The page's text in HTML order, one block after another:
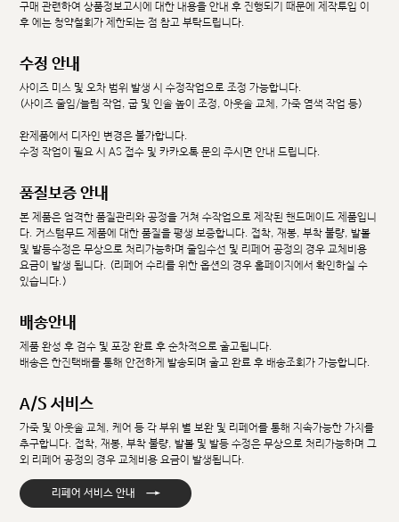
구매 관련하여 상품정보고시에 대한 내용을 안내 후 진행되기 때문에 제작투입 이
후 에는 청약철회가 제한되는 점 참고 부탁드립니다.
수정 안내
사이즈 미스 및 오차 범위 발생 시 수정작업으로 조정 가능합니다.
(사이즈 줄임/늘림 작업, 굽 및 인솔 높이 조정, 아웃솔 교체, 가죽 염색 작업 등)
완제품에서 디자인 변경은 불가합니다.
수정 작업이 필요 시 AS 접수 및 카카오톡 문의 주시면 안내 드립니다.
품질보증 안내
본 제품은 엄격한 품질관리와 공정을 거쳐 수작업으로 제작된 핸드메이드 제품입니
다. 커스텀무드 제품에 대한 품질을 평생 보증합니다. 접착, 재봉, 부착 불량, 발볼
및 발등수정은 무상으로 처리가능하며 줄임수선 및 리페어 공정의 경우 교체비용
요금이 발생 됩니다. (리페어 수리를 위한 옵션의 경우 홈페이지에서 확인하실 수
있습니다.)
배송안내
제품 완성 후 검수 및 포장 완료 후 순차적으로 출고됩니다.
배송은 한진택배를 통해 안전하게 발송되며 출고 완료 후 배송조회가 가능합니다.
A/S 서비스
가죽 및 아웃솔 교체, 케어 등 각 부위 별 보완 및 리페어를 통해 지속가능한 가치를
추구합니다. 접착, 재봉, 부착 불량, 발볼 및 발등 수정은 무상으로 처리가능하며 그
외 리페어 공정의 경우 교체비용 요금이 발생됩니다.
리페어 서비스 안내 →